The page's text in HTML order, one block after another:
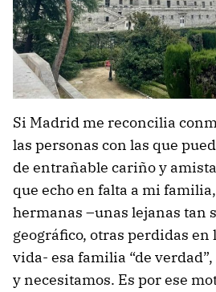
Si Madrid me reconcilia
las personas con las que
de entrañable cariño y
que echo en falta a mi
hermanas –unas lejanas tan
geográfico, otras perdidas en
vida- esa familia “de
y necesitamos. Es por ese